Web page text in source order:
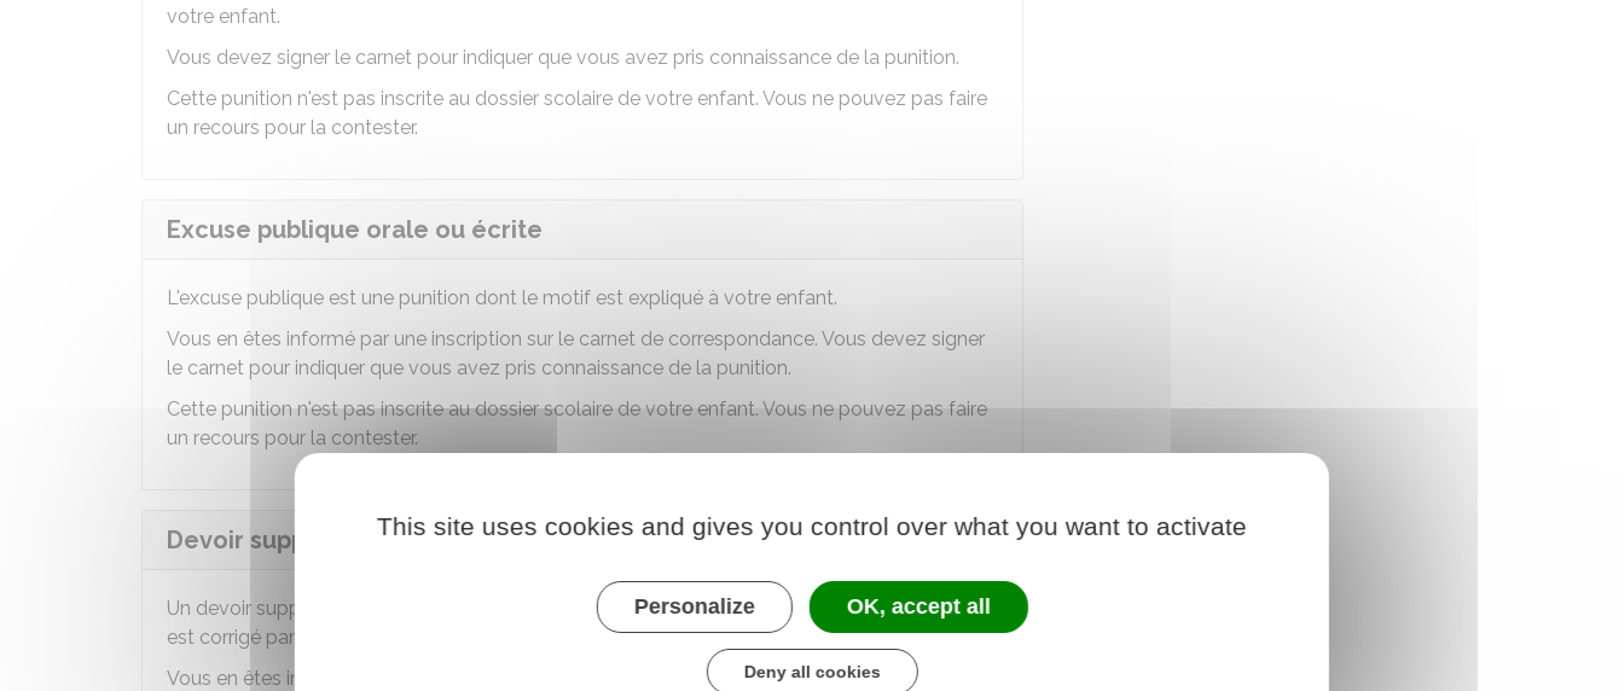
votre enfant.
Vous devez signer le carnet pour indiquer que vous avez pris connaissance de la punition.
Cette punition n'est pas inscrite au dossier scolaire de votre enfant. Vous ne pouvez pas faire
un recours pour la contester.
Excuse publique orale ou écrite
L'excuse publique est une punition dont le motif est expliqué à votre enfant.
Vous en êtes informé par une inscription sur le carnet de correspondance. Vous devez signer
le carnet pour indiquer que vous avez pris connaissance de la punition.
Cette punition n'est pas inscrite au dossier scolaire de votre enfant. Vous ne pouvez pas faire
un recours pour la contester.
Devoir supplémentaire
Un devoir supplémentaire est une punition dont le motif est expliqué à votre enfant. Le devoir
est corrigé par la personne qui a donné la punition.
Vous en êtes informé par une inscription sur le carnet de correspondance. Vous devez signer
This site uses cookies and gives you control over what you want to activate
Personalize OK, accept all
Deny all cookies